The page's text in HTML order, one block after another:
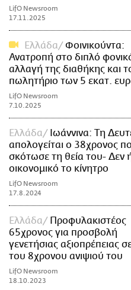
LifO Newsroom
17.11.2025
Ελλάδα
Φοινικούντα:
Ανατροπή στο διπλό
αλλαγή της διαθήκης και
πωλητήριο των 5 εκατ.
LifO Newsroom
7.10.2025
Ελλάδα
Ιωάννινα: Τη
απολογείται ο 38χρονος
σκότωσε τη θεία του- Δεν
οικονομικό το κίνητρο
LifO Newsroom
17.8.2024
Ελλάδα
Προφυλακιστέος
65χρονος για προσβολή
γενετήσιας αξιοπρέπειας
του 8χρονου ανιψιού του
LifO Newsroom
18.10.2023